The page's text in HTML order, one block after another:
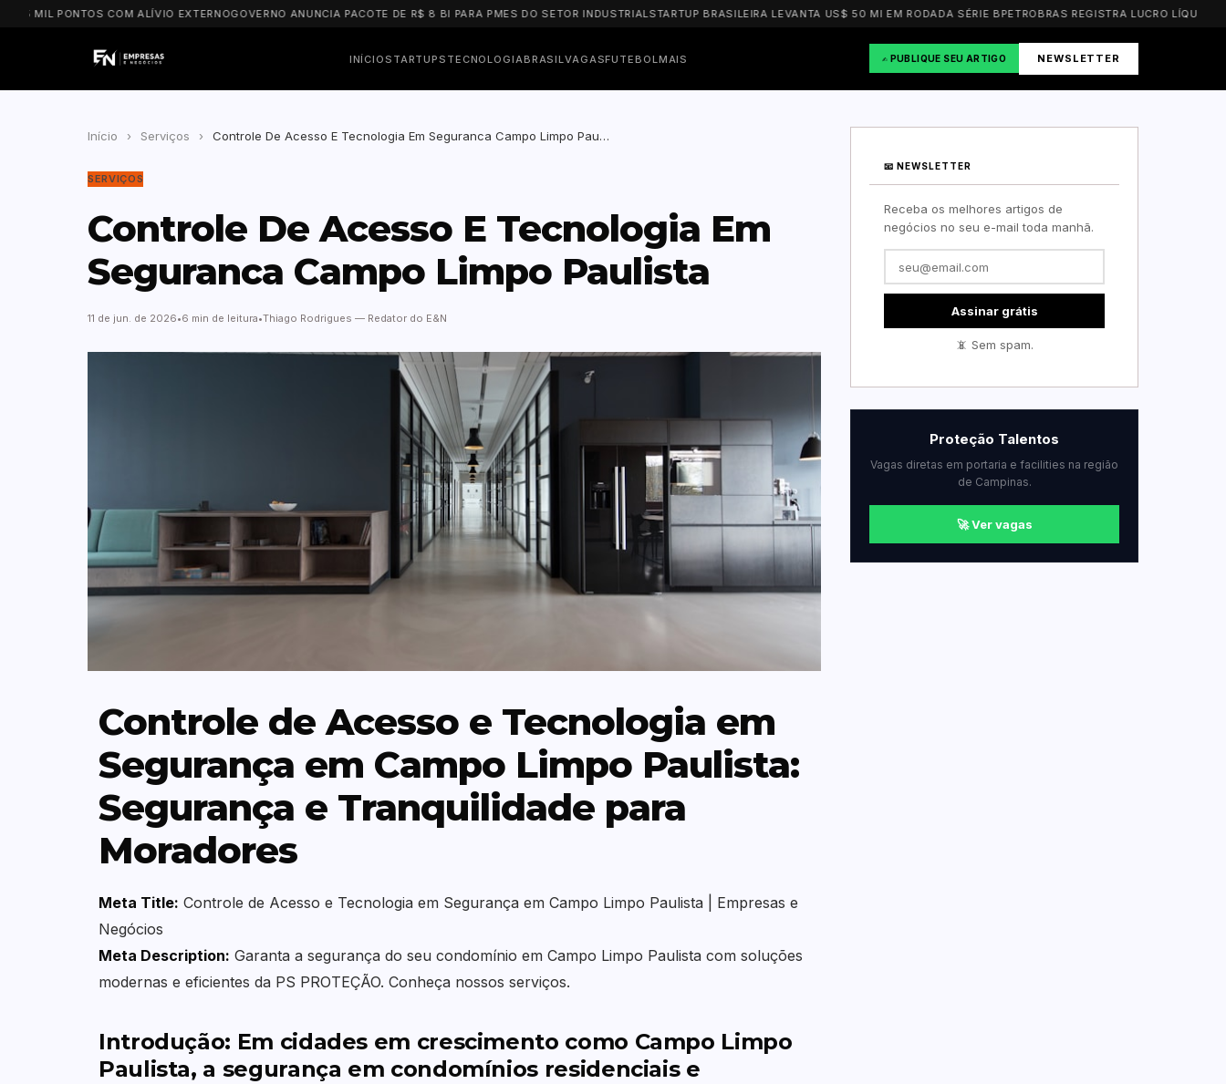
PONTOS COM ALÍVIO EXTERNOGOVERNO ANUNCIA PACOTE DE R$ 8 BI PARA PMES DO SETOR INDUSTRIALSTARTUP BRASILEIRA LEVANTA US$ 50 MI EM RODADA SÉRIE BPETROBRAS REGISTRA LUCRO LÍQUIDO DE R$
INÍCIOSTARTUPS TECNOLOGIABRASILVAGASFUTEBOLMAIS ✍️ PUBLIQUE SEU ARTIGO NEWSLETTER
Início › Serviços › Controle De Acesso E Tecnologia Em Seguranca Campo Limpo Pau…
SERVIÇOS
Controle De Acesso E Tecnologia Em
Seguranca Campo Limpo Paulista
11 de jun. de 2026 6 min de leitura Thiago Rodrigues — Redator do E&N
Controle de Acesso e Tecnologia em
Segurança em Campo Limpo Paulista:
Segurança e Tranquilidade para
Moradores
Meta Title: Controle de Acesso e Tecnologia em Segurança em Campo Limpo Paulista | Empresas e
Negócios
Meta Description: Garanta a segurança do seu condomínio em Campo Limpo Paulista com soluções
modernas e eficientes da PS PROTEÇÃO. Conheça nossos serviços.
Introdução: Em cidades em crescimento como Campo Limpo
Paulista, a segurança em condomínios residenciais e
📧 NEWSLETTER
Receba os melhores artigos de
negócios no seu e-mail toda manhã.
Assinar grátis
📵 Sem spam.
Proteção Talentos
Vagas diretas em portaria e facilities na região
de Campinas.
🚀 Ver vagas